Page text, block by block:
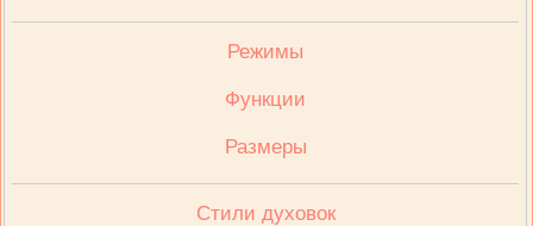
Режимы
Функции
Размеры
Стили духовок